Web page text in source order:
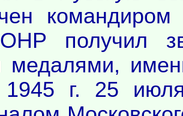
получил
медалями,
г. 25